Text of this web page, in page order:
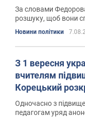
За словами
розшуку, щоб вони
Новини політики
З 1 вересня
вчителям
Корецький
Одночасно з
педагогам уряд